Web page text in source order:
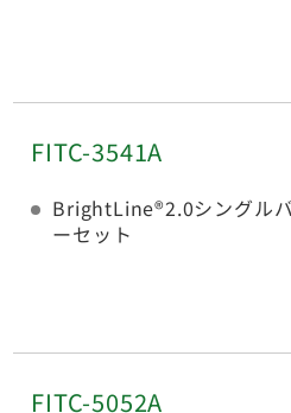
FITC-3541A
BrightLine®2.0シングル
ーセット
FITC-5052A